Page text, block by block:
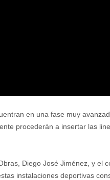
en una fase muy
procederán a insertar las
Diego José Jiménez, y el
instalaciones deportivas